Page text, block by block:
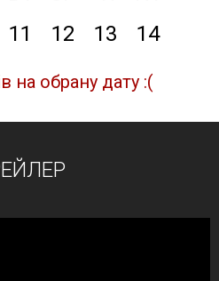
11 12 13 14
на обрану дату :(